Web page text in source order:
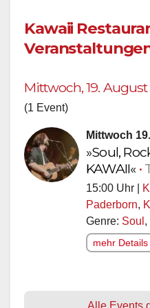
Kawaii
Mittwoch, 19. August
(1 Event)
Mittwoch
»Soul,
KAWAII« •
15:00 Uhr |
Paderborn,
Genre: Soul ,
mehr Details